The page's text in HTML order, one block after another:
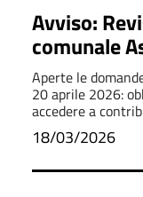
Avviso:
comunale
2026
Aperte le
20 aprile 2026:
accedere a
18/03/2026